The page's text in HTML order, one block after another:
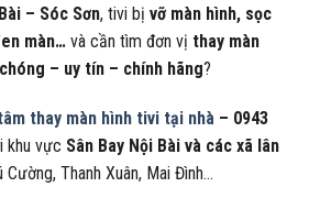
– Sóc Sơn, tivi bị vỡ màn hình, sọc
màn… và cần tìm đơn vị thay màn
– uy tín – chính hãng?
thay màn hình tivi tại nhà – 0943
khu vực Sân Bay Nội Bài và các xã lân
Cường, Thanh Xuân, Mai Đình…